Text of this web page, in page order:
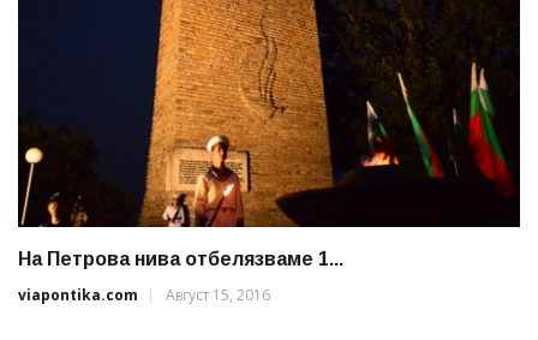
На Петрова нива отбелязваме 1...
viapontika.com
Август 15, 2016